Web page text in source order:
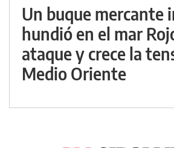
Un buque mercante
hundió en el mar
ataque y crece la
Medio Oriente